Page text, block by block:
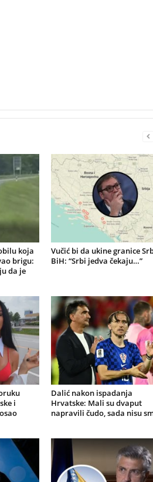
koja
brigu:
da je
Vučić bi da ukine granice
BiH: “Srbi jedva čekaju…”
i
Dalić nakon ispadanja
Hrvatske: Mali su dvaput
napravili čudo, sada nisu